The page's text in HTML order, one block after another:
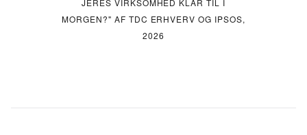
JERES VIRKSOMHED KLAR TIL I
MORGEN?" AF TDC ERHVERV OG IPSOS,
2026